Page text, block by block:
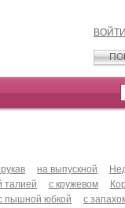
ВОЙТИ
на выпускной
талией с кружевом
пышной юбкой с